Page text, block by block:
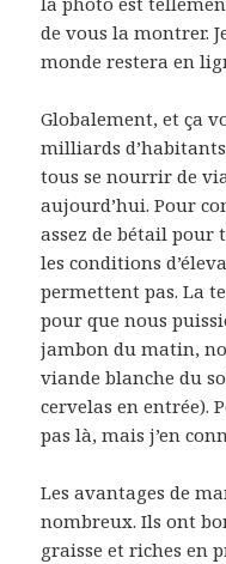
de vous la montrer.
monde restera en
Globalement, et ça
milliards
tous se nourrir de
aujourd’hui. Pour
assez de bétail
les conditions
permettent pas. La
pour que nous
jambon du matin,
viande blanche du
cervelas en entrée).
pas là, mais j’en
Les avantages de
nombreux. Ils ont
graisse et riches en